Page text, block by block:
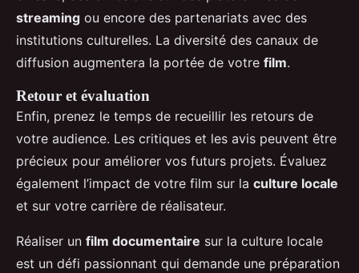
streaming ou encore des partenariats avec des
institutions culturelles. La diversité des canaux de
diffusion augmentera la portée de votre film.
Retour et évaluation
Enfin, prenez le temps de recueillir les retours de
votre audience. Les critiques et les avis peuvent être
précieux pour améliorer vos futurs projets. Évaluez
également l’impact de votre film sur la culture locale
et sur votre carrière de réalisateur.
Réaliser un film documentaire sur la culture locale
est un défi passionnant qui demande une préparation